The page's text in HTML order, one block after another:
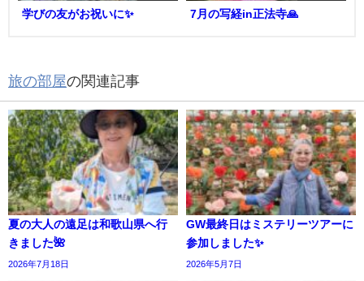
学びの友がお祝いに✨ 7月の写経in正法寺🙏
旅の部屋の関連記事
夏の大人の遠足は和歌山県へ行
きました🌺
2026年7月18日
GW最終日はミステリーツアーに
参加しました✨️
2026年5月7日